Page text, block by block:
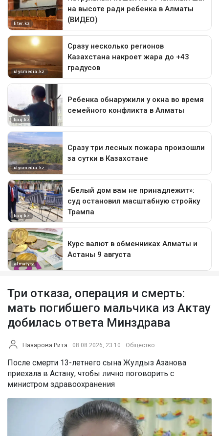
Три отказа, операция и смерть:
мать погибшего мальчика из Актау
добилась ответа Минздрава
Назарова Рита 08.08.2026, 23:10 Общество
После смерти 13-летнего сына Жулдыз Азанова
приехала в Астану, чтобы лично поговорить с
министром здравоохранения